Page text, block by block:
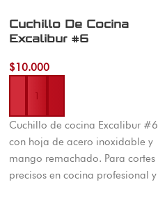
Cuchillo De Cocina
Excalibur #6
$10.000
Añadir al carrito
Cuchillo de cocina Excalibur #6
con hoja de acero inoxidable y
mango remachado. Para cortes
precisos en cocina profesional y